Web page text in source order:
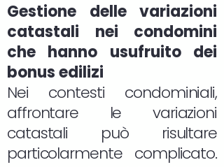
Gestione delle variazioni
catastali nei condomini
che hanno usufruito dei
bonus edilizi
Nei contesti condominiali,
affrontare le variazioni
catastali può risultare
particolarmente complicato.